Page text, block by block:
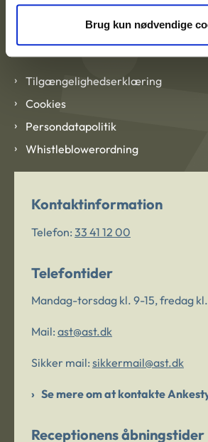
Brug kun nødvendige
Blanketter og kontaktformularer
Links
Tilgængelighedserklæring
Cookies
Persondatapolitik
Whistleblowerordning
Kontaktinformation
Telefon: 33 41 12 00
Telefontider
Mandag-torsdag kl. 9-15, fredag
Mail: ast@ast.dk
Sikker mail: sikkermail@ast.dk
Se mere om at kontakte
Receptionens åbningstider